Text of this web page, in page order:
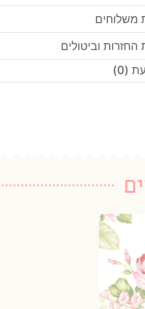
משלוחים
החזרות וביטולים
(0)